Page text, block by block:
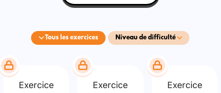
Tous les exercices Niveau de difficulté
Exercice Exercice Exercice